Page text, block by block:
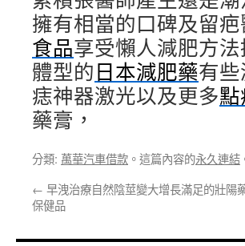
擁有相當的口碑及留
食品享受懶人減肥方
體型的日本減肥藥有
痣神器激光以及更多
藥膏，
分類: 萬華汽車借款 。這篇內容的永久連結
← 早洩治療自然陰莖變大增長滿足的壯陽
保健品